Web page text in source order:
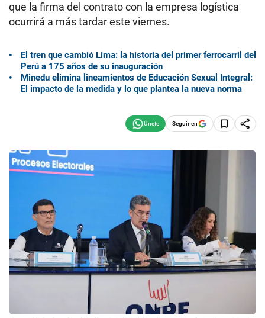
que la firma del contrato con la empresa logística
ocurrirá a más tardar este viernes.
El tren que cambió Lima: la historia del primer ferrocarril del
Perú a 175 años de su inauguración
Minedu elimina lineamientos de Educación Sexual Integral:
El impacto de la medida y lo que plantea la nueva norma
Seguir en